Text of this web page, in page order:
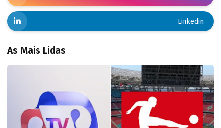
Linkedin
As Mais Lidas